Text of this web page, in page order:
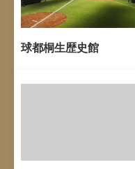
球都桐生歴史館